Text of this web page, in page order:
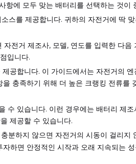
항에 모두 맞는 배터리를 선택하는 것이
스를 제공합니다. 귀하의 자전거에 딱
전거 제조사, 모델, 연도를 입력한 다
입니다.
공합니다. 이 가이드에서는 자전거의
충족하기 위해 더 높은 크랭킹 전류를
있습니다. 이런 경우에는 배터리 제
제공할 수 있습니다.
분하지 않으면 자전거의 시동이 걸리지
하면 안정적인 시작과 오래 지속되는